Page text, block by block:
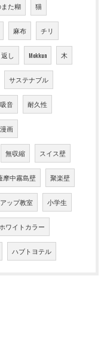
た糊 猫
麻布 チリ
し Mokkun 木
サステナブル
吸音 耐久性
漫画
無収縮 スイス壁
摩中霧島壁 聚楽壁
ップ教室 小学生
ホワイトカラー
ハブトヨテル